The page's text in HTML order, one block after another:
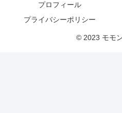
プロフィール
プライバシーポリシー
© 2023 モモ